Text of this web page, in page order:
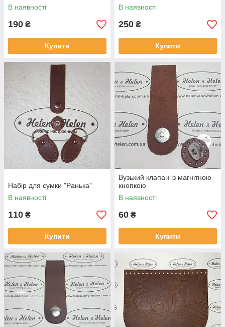
В наявності
190 ₴
Купити
В наявності
250 ₴
Купити
Набір для сумки "Ранька"
В наявності
110 ₴
Купити
Вузький клапан із магнітною
кнопкою
В наявності
60 ₴
Купити